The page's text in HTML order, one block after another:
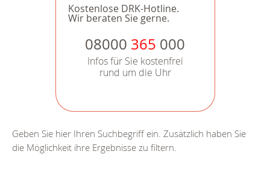
Kostenlose DRK-Hotline.
Wir beraten Sie gerne.
08000 365 000
Infos für Sie kostenfrei
rund um die Uhr
Geben Sie hier Ihren Suchbegriff ein. Zusätzlich haben Sie
die Möglichkeit ihre Ergebnisse zu filtern.